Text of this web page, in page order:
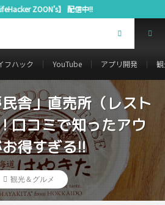
!!
フハック YouTube アプリ開発
舎」直売所（レスト
口コミで知ったアウ
得すぎる!!
観光＆グルメ